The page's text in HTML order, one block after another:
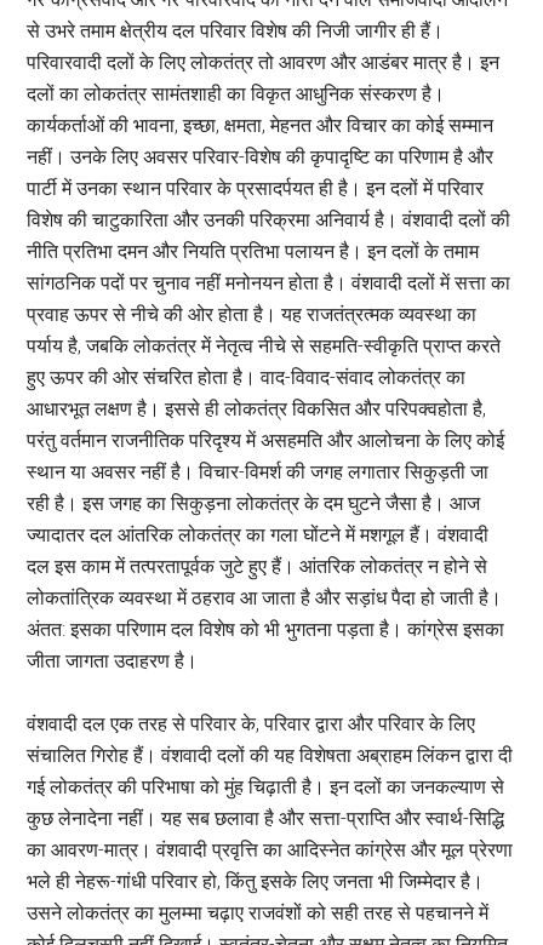
से उभरे तमाम क्षेत्रीय दल परिवार विशेष की निजी जागीर ही हैं।
परिवारवादी दलों के लिए लोकतंत्र तो आवरण और आडंबर मात्र है। इन
दलों का लोकतंत्र सामंतशाही का विकृत आधुनिक संस्करण है।
कार्यकर्ताओं की भावना, इच्छा, क्षमता, मेहनत और विचार का कोई सम्मान
नहीं। उनके लिए अवसर परिवार-विशेष की कृपादृष्टि का परिणाम है और
पार्टी में उनका स्थान परिवार के प्रसादर्पयत ही है। इन दलों में परिवार
विशेष की चाटुकारिता और उनकी परिक्रमा अनिवार्य है। वंशवादी दलों की
नीति प्रतिभा दमन और नियति प्रतिभा पलायन है। इन दलों के तमाम
सांगठनिक पदों पर चुनाव नहीं मनोनयन होता है। वंशवादी दलों में सत्ता का
प्रवाह ऊपर से नीचे की ओर होता है। यह राजतंत्रत्मक व्यवस्था का
पर्याय है, जबकि लोकतंत्र में नेतृत्व नीचे से सहमति-स्वीकृति प्राप्त करते
हुए ऊपर की ओर संचरित होता है। वाद-विवाद-संवाद लोकतंत्र का
आधारभूत लक्षण है। इससे ही लोकतंत्र विकसित और परिपक्वहोता है,
परंतु वर्तमान राजनीतिक परिदृश्य में असहमति और आलोचना के लिए कोई
स्थान या अवसर नहीं है। विचार-विमर्श की जगह लगातार सिकुड़ती जा
रही है। इस जगह का सिकुड़ना लोकतंत्र के दम घुटने जैसा है। आज
ज्यादातर दल आंतरिक लोकतंत्र का गला घोंटने में मशगूल हैं। वंशवादी
दल इस काम में तत्परतापूर्वक जुटे हुए हैं। आंतरिक लोकतंत्र न होने से
लोकतांत्रिक व्यवस्था में ठहराव आ जाता है और सड़ांध पैदा हो जाती है।
अंतत: इसका परिणाम दल विशेष को भी भुगतना पड़ता है। कांग्रेस इसका
जीता जागता उदाहरण है।
वंशवादी दल एक तरह से परिवार के, परिवार द्वारा और परिवार के लिए
संचालित गिरोह हैं। वंशवादी दलों की यह विशेषता अब्राहम लिंकन द्वारा दी
गई लोकतंत्र की परिभाषा को मुंह चिढ़ाती है। इन दलों का जनकल्याण से
कुछ लेनादेना नहीं। यह सब छलावा है और सत्ता-प्राप्ति और स्वार्थ-सिद्धि
का आवरण-मात्र। वंशवादी प्रवृत्ति का आदिस्नेत कांग्रेस और मूल प्रेरणा
भले ही नेहरू-गांधी परिवार हो, किंतु इसके लिए जनता भी जिम्मेदार है।
उसने लोकतंत्र का मुलम्मा चढ़ाए राजवंशों को सही तरह से पहचानने में